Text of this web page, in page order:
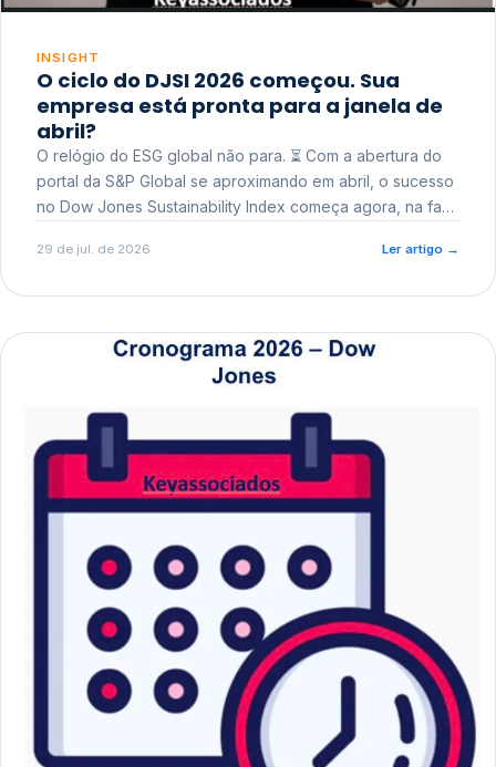
INSIGHT
O ciclo do DJSI 2026 começou. Sua
empresa está pronta para a janela de
abril?
O relógio do ESG global não para. ⏳ Com a abertura do
portal da S&P Global se aproximando em abril, o sucesso
no Dow Jones Sustainability Index começa agora, na fase
29 de jul. de 2026 Ler artigo →